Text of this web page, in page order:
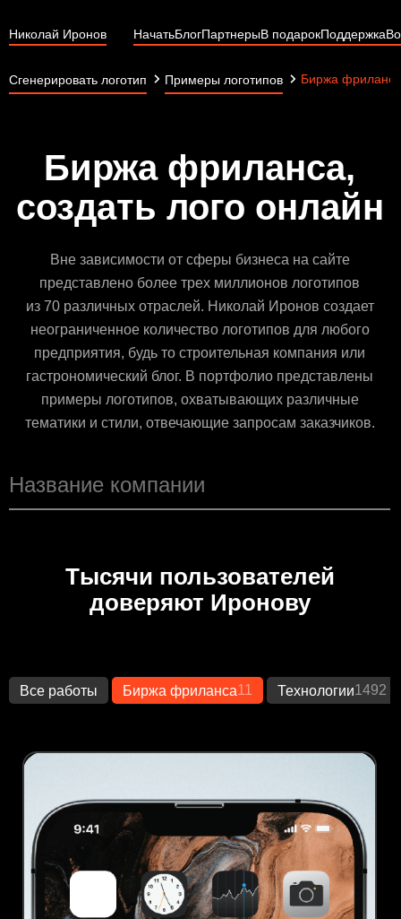
Николай Иронов НачатьБлогПартнерыВ подарокПоддержка
Сгенерировать логотип Примеры логотипов Биржа фриланса
Биржа фриланса,
создать лого онлайн
Вне зависимости от сферы бизнеса на сайте
представлено более трех миллионов логотипов
из 70 различных отраслей. Николай Иронов создает
неограниченное количество логотипов для любого
предприятия, будь то строительная компания или
гастрономический блог. В портфолио представлены
примеры логотипов, охватывающих различные
тематики и стили, отвечающие запросам заказчиков.
Тысячи пользователей
доверяют Иронову
Все работы Биржа фриланса11 Технологии1492